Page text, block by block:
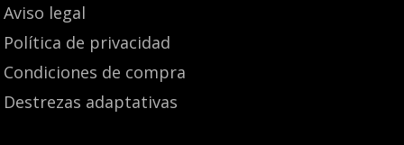
Aviso legal
Política de privacidad
Condiciones de compra
Destrezas adaptativas